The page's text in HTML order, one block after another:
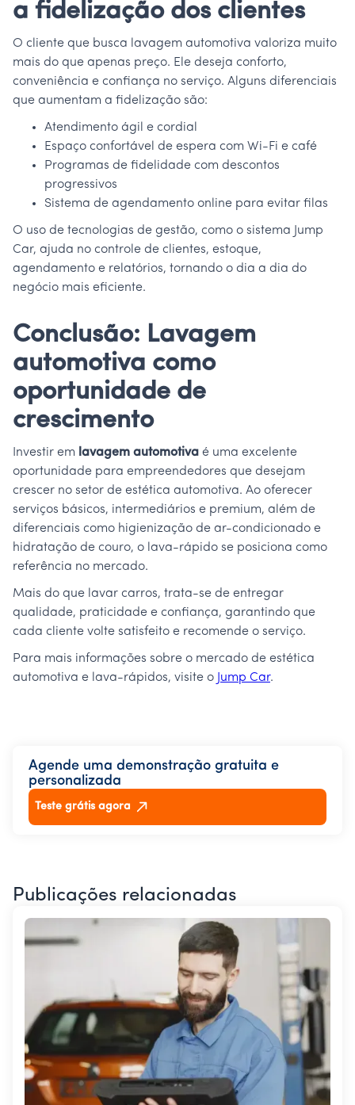
a fidelização dos clientes
O cliente que busca lavagem automotiva valoriza muito
mais do que apenas preço. Ele deseja conforto,
conveniência e confiança no serviço. Alguns diferenciais
que aumentam a fidelização são:
Atendimento ágil e cordial
Espaço confortável de espera com Wi-Fi e café
Programas de fidelidade com descontos
progressivos
Sistema de agendamento online para evitar filas
O uso de tecnologias de gestão, como o sistema Jump
Car, ajuda no controle de clientes, estoque,
agendamento e relatórios, tornando o dia a dia do
negócio mais eficiente.
Conclusão: Lavagem
automotiva como
oportunidade de
crescimento
Investir em lavagem automotiva é uma excelente
oportunidade para empreendedores que desejam
crescer no setor de estética automotiva. Ao oferecer
serviços básicos, intermediários e premium, além de
diferenciais como higienização de ar-condicionado e
hidratação de couro, o lava-rápido se posiciona como
referência no mercado.
Mais do que lavar carros, trata-se de entregar
qualidade, praticidade e confiança, garantindo que
cada cliente volte satisfeito e recomende o serviço.
Para mais informações sobre o mercado de estética
automotiva e lava-rápidos, visite o Jump Car.
Agende uma demonstração gratuita e
personalizada
Teste grátis agora
Publicações relacionadas